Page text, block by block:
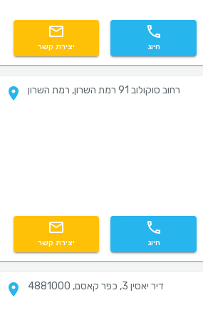
חיוג יצירת קשר
רחוב סוקולוב 91 רמת השרון, רמת השרון
חיוג יצירת קשר
דיר יאסין 3, כפר קאסם, 4881000